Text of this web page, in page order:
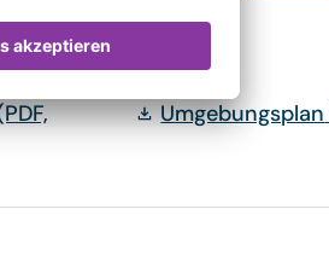
668 kB)
Umgebungsplan